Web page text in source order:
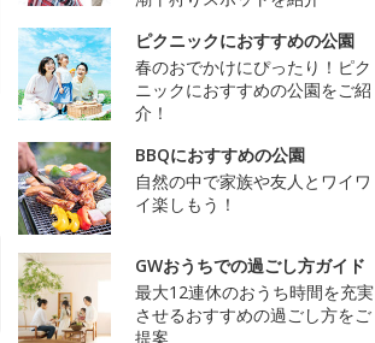
ピクニックにおすすめの公園
春のおでかけにぴったり！ピク
ニックにおすすめの公園をご紹
介！
BBQにおすすめの公園
自然の中で家族や友人とワイワ
イ楽しもう！
GWおうちでの過ごし方ガイド
最大12連休のおうち時間を充実
させるおすすめの過ごし方をご
提案